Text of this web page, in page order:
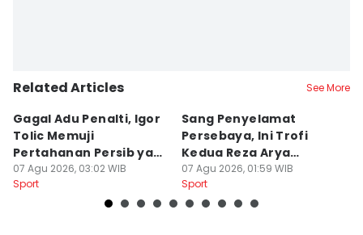
Related Articles See More
Gagal Adu Penalti, Igor
Tolic Memuji
Pertahanan Persib yang
Solid
07 Agu 2026, 03:02 WIB
Sport
Sang Penyelamat
Persebaya, Ini Trofi
Kedua Reza Arya
Bersama Tavares
07 Agu 2026, 01:59 WIB
Sport